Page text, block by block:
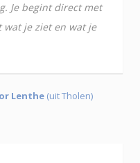
Je begint direct met
wat je ziet en wat je
Lenthe (uit Tholen)